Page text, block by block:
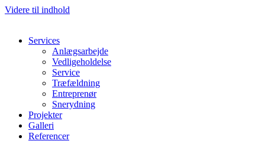
Videre til indhold
Services
Anlægsarbejde
Vedligeholdelse
Service
Træfældning
Entreprenør
Snerydning
Projekter
Galleri
Referencer